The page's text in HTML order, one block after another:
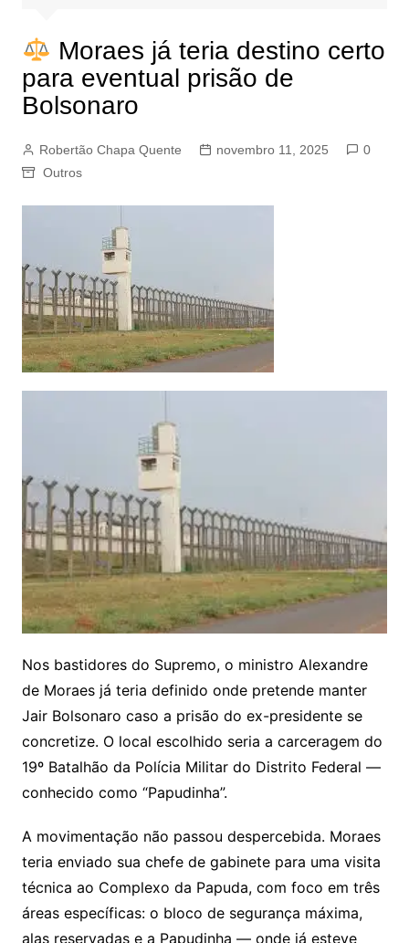
Moraes já teria destino certo
para eventual prisão de
Bolsonaro
Robertão Chapa Quente novembro 11, 2025
0
Outros
Nos bastidores do Supremo, o ministro Alexandre
de Moraes já teria definido onde pretende manter
Jair Bolsonaro caso a prisão do ex-presidente se
concretize. O local escolhido seria a carceragem do
19º Batalhão da Polícia Militar do Distrito Federal —
conhecido como “Papudinha”.
A movimentação não passou despercebida. Moraes
teria enviado sua chefe de gabinete para uma visita
técnica ao Complexo da Papuda, com foco em três
áreas específicas: o bloco de segurança máxima,
alas reservadas e a Papudinha — onde já esteve